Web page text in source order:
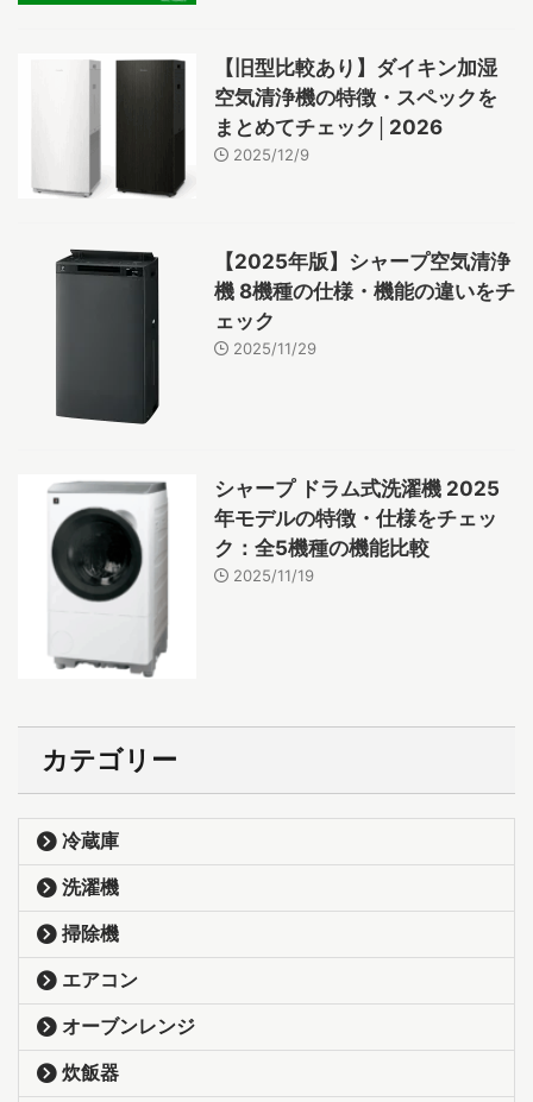
【旧型比較あり】ダイキン加湿
空気清浄機の特徴・スペックを
まとめてチェック│2026
2025/12/9
【2025年版】シャープ空気清浄
機 8機種の仕様・機能の違いをチ
ェック
2025/11/29
シャープ ドラム式洗濯機 2025
年モデルの特徴・仕様をチェッ
ク：全5機種の機能比較
2025/11/19
カテゴリー
冷蔵庫
洗濯機
掃除機
エアコン
オーブンレンジ
炊飯器